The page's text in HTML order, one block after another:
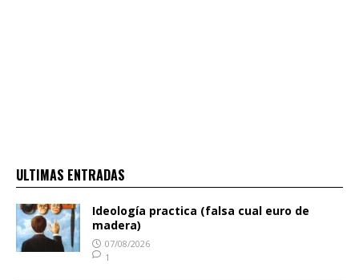
ULTIMAS ENTRADAS
Ideología practica (falsa cual euro de
madera)
07/08/2026
1